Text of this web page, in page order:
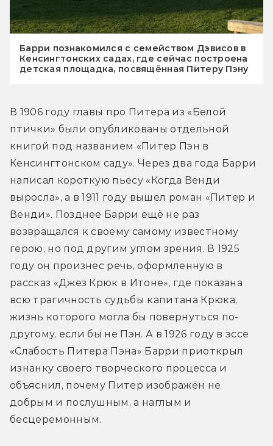
Барри познакомился с семейством Дэвисов в
Кенсингтонских садах, где сейчас построена
детская площадка, посвящённая Питеру Пэну
В 1906 году главы про Питера из «Белой
птички» были опубликованы отдельной
книгой под названием «Питер Пэн в
Кенсингтонском саду». Через два года Барри
написал короткую пьесу «Когда Венди
выросла», а в 1911 году вышел роман «Питер и
Венди». Позднее Барри ещё не раз
возвращался к своему самому известному
герою, но под другим углом зрения. В 1925
году он произнёс речь, оформленную в
рассказ «Джез Крюк в Итоне», где показана
всю трагичность судьбы капитана Крюка,
жизнь которого могла бы повернуться по-
другому, если бы не Пэн. А в 1926 году в эссе
«Слабость Питера Пэна» Барри приоткрыл
изнанку своего творческого процесса и
объяснил, почему Питер изображён не
добрым и послушным, а наглым и
бесцеремонным.